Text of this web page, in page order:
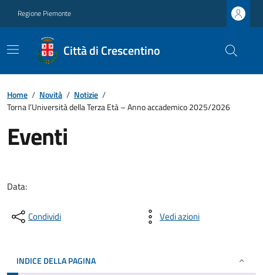
Regione Piemonte
Città di Crescentino
Home / Novità / Notizie /
Torna l’Università della Terza Età – Anno accademico 2025/2026
Eventi
Data:
Condividi Vedi azioni
INDICE DELLA PAGINA